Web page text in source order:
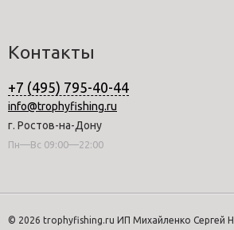
Контакты
+7 (495) 795-40-44
info@trophyfishing.ru
г. Ростов-на-Дону
Пн—Вс 09:00—22:00
© 2026 trophyfishing.ru ИП Михайленко Сергей